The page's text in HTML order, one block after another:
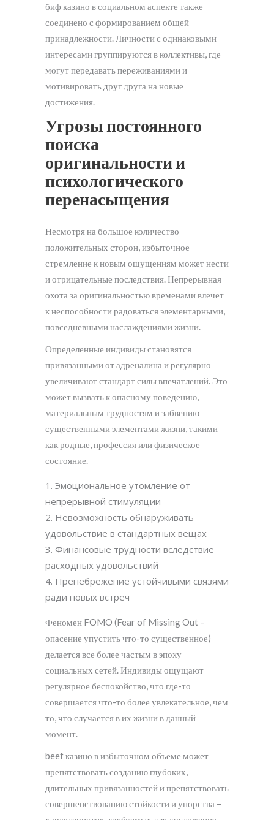
биф казино в социальном аспекте также
соединено с формированием общей
принадлежности. Личности с одинаковыми
интересами группируются в коллективы, где
могут передавать переживаниями и
мотивировать друг друга на новые
достижения.
Угрозы постоянного
поиска
оригинальности и
психологического
перенасыщения
Несмотря на большое количество
положительных сторон, избыточное
стремление к новым ощущениям может нести
и отрицательные последствия. Непрерывная
охота за оригинальностью временами влечет
к неспособности радоваться элементарными,
повседневными наслаждениями жизни.
Определенные индивиды становятся
привязанными от адреналина и регулярно
увеличивают стандарт силы впечатлений. Это
может вызвать к опасному поведению,
материальным трудностям и забвению
существенными элементами жизни, такими
как родные, профессия или физическое
состояние.
Эмоциональное утомление от
непрерывной стимуляции
Невозможность обнаруживать
удовольствие в стандартных вещах
Финансовые трудности вследствие
расходных удовольствий
Пренебрежение устойчивыми связями
ради новых встреч
Феномен FOMO (Fear of Missing Out –
опасение упустить что-то существенное)
делается все более частым в эпоху
социальных сетей. Индивиды ощущают
регулярное беспокойство, что где-то
совершается что-то более увлекательное, чем
то, что случается в их жизни в данный
момент.
beef казино в избыточном объеме может
препятствовать созданию глубоких,
длительных привязанностей и препятствовать
совершенствованию стойкости и упорства –